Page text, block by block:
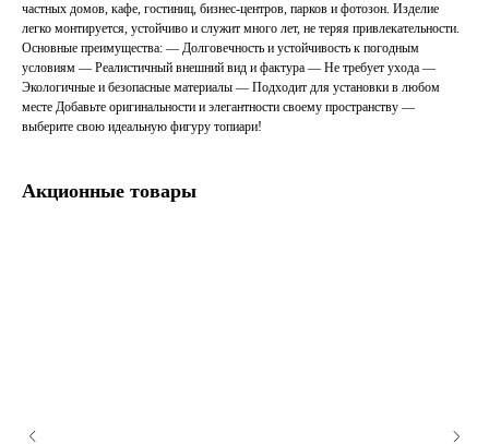
частных домов, кафе, гостиниц, бизнес-центров, парков и фотозон. Изделие
легко монтируется, устойчиво и служит много лет, не теряя привлекательности.
Основные преимущества: — Долговечность и устойчивость к погодным
условиям — Реалистичный внешний вид и фактура — Не требует ухода —
Экологичные и безопасные материалы — Подходит для установки в любом
месте Добавьте оригинальности и элегантности своему пространству —
выберите свою идеальную фигуру топиари!
Акционные товары